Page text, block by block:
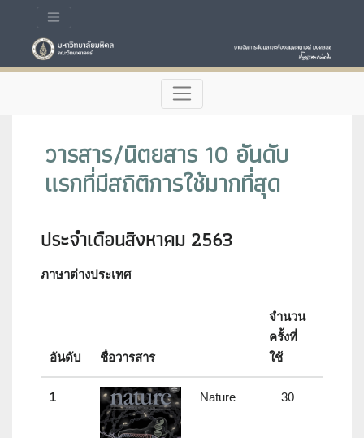
วารสาร/นิตยสาร 10 อันดับ
แรกที่มีสถิติการใช้มากที่สุด
ประจำเดือนสิงหาคม 2563
ภาษาต่างประเทศ
อันดับ ชื่อวารสาร
จำนวน
ครั้งที่
ใช้
1 Nature 30